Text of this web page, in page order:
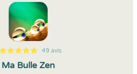
5
1
5
49 49 avis
Ma Bulle Zen